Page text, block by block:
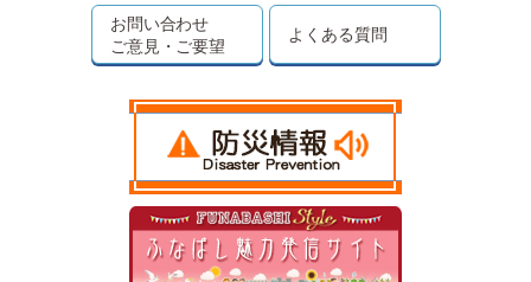
お問い合わせ
ご意見・ご要望
よくある質問